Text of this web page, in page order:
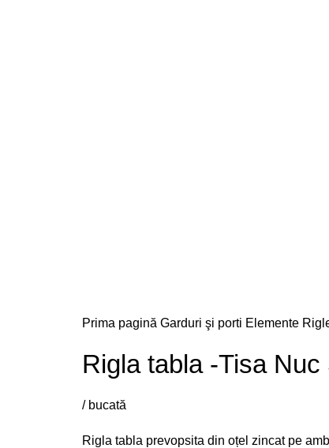
Prima pagină Garduri şi porti Elemente
Rigla tabla -Tisa Nuc
/ bucată
Rigla tabla prevopsita din oțel zincat pe